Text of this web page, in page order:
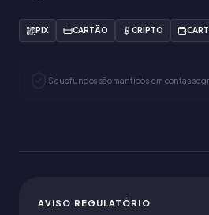
PIX CARTÃO CRIPTO
Seus fundos são mantidos em contas
AVISO REGULATÓRIO